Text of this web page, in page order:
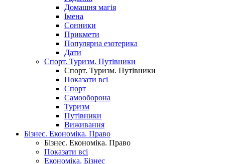
Домашня магія
Імена
Сонники
Прикмети
Популярна езотерика
Дати
Спорт. Туризм. Путівники
Спорт. Туризм. Путівники
Показати всі
Спорт
Самооборона
Туризм
Путівники
Виживання
Бізнес. Економіка. Право
Бізнес. Економіка. Право
Показати всі
Економіка. Бізнес